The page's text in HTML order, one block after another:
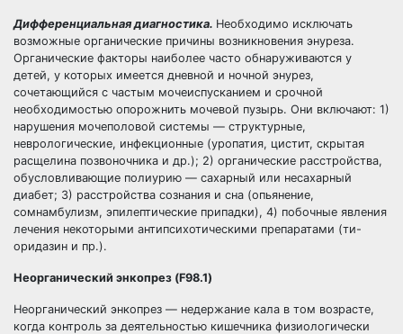
Дифференциальная диагностика. Необходимо исключать
возможные органические причины возникновения энуреза.
Органические факторы наиболее часто обнаруживаются у
детей, у которых имеется дневной и ночной энурез,
сочетающийся с частым мочеиспусканием и срочной
необходимостью опорожнить мочевой пузырь. Они включают: 1)
нарушения мочеполовой системы — структурные,
неврологические, инфекционные (уропатия, цистит, скрытая
расщелина позвоночника и др.); 2) органические расстройства,
обусловливающие полиурию — сахарный или несахарный
диабет; 3) расстройства сознания и сна (опьянение,
сомнамбулизм, эпилептические припадки), 4) побочные явления
лечения некоторыми антипсихотическими препаратами (ти-
оридазин и пр.).
Неорганический энкопрез (F98.1)
Неорганический энкопрез — недержание кала в том возрасте,
когда контроль за деятельностью кишечника физиологически